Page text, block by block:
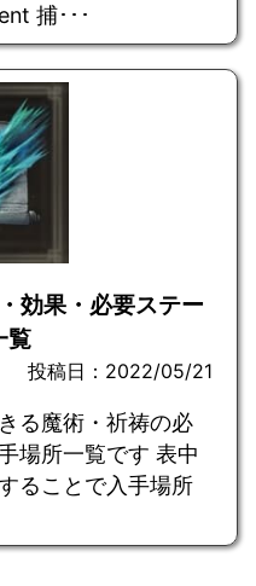
捕･･･
効果・必要ステー
覧
投稿日：2022/05/21
る魔術・祈祷の必
場所一覧です 表中
ることで入手場所